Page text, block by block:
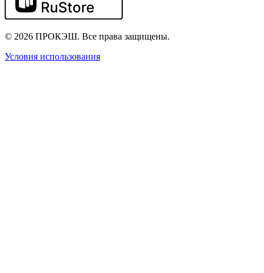
© 2026 ПРОКЭШ. Все права защищены.
Условия использования